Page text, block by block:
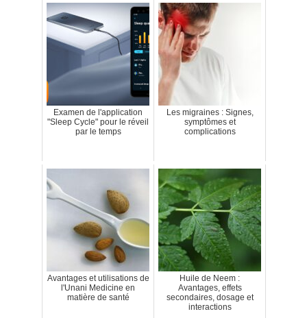
Examen de l'application
"Sleep Cycle" pour le réveil
par le temps
Les migraines : Signes,
symptômes et
complications
Avantages et utilisations de
l'Unani Medicine en
matière de santé
Huile de Neem :
Avantages, effets
secondaires, dosage et
interactions